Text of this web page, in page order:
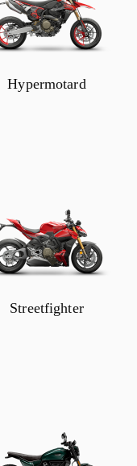
Hypermotard
Streetfighter